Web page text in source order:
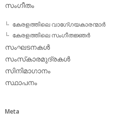
സംഗീതം
കേരളത്തിലെ വാഗേ്ഗയകാരന്മാര്‍
കേരളത്തിലെ സംഗീതജ്ഞര്‍
സംഘടനകള്‍
സംസ്‌കാരമുദ്രകള്‍
സിനിമാഗാനം
സ്ഥാപനം
Meta